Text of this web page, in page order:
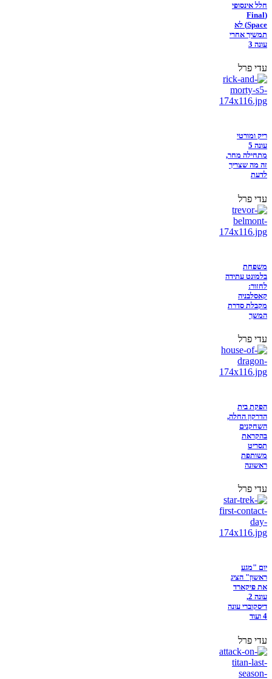
חלל אינסופי
(Final
Space) לא
תמשיך אחרי
עונה 3
עדי פרל
ריק ומורטי
עונה 5
מתחילה מחר,
זה מה שצריך
לדעת
עדי פרל
משפחת
בלמונט עתידה
לחזור:
קאסלבניה
מקבלת סדרת
המשך
עדי פרל
הפקת בית
הדרקון החלה,
השחקנים
בהקראת
תסריט
משותפת
ראשונה
עדי פרל
יום "מגע
ראשון" הציג
את פיקארד
עונה 2,
דיסקוברי עונה
4 ועוד
עדי פרל